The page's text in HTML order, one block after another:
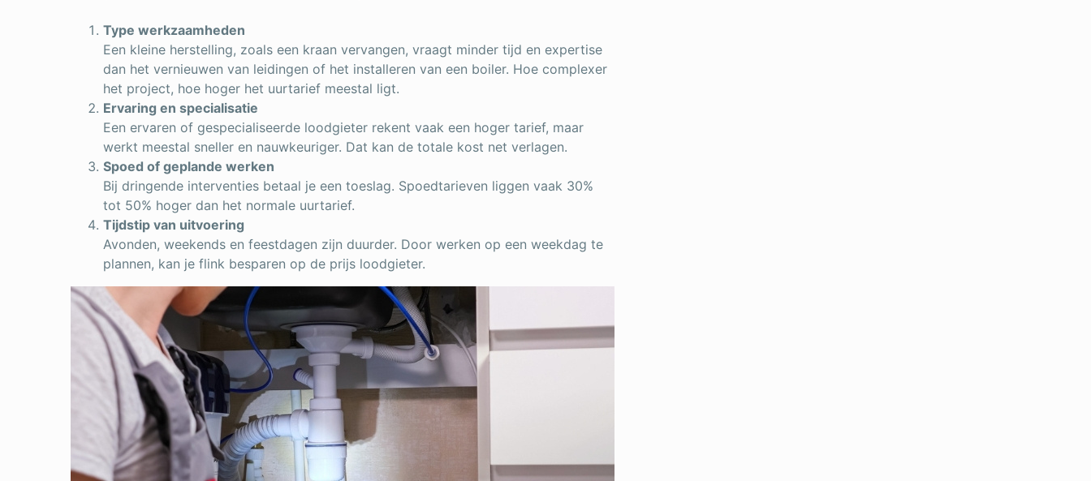
Type werkzaamheden
Een kleine herstelling, zoals een kraan vervangen, vraagt minder tijd en expertise
dan het vernieuwen van leidingen of het installeren van een boiler. Hoe complexer
het project, hoe hoger het uurtarief meestal ligt.
Ervaring en specialisatie
Een ervaren of gespecialiseerde loodgieter rekent vaak een hoger tarief, maar
werkt meestal sneller en nauwkeuriger. Dat kan de totale kost net verlagen.
Spoed of geplande werken
Bij dringende interventies betaal je een toeslag. Spoedtarieven liggen vaak 30%
tot 50% hoger dan het normale uurtarief.
Tijdstip van uitvoering
Avonden, weekends en feestdagen zijn duurder. Door werken op een weekdag te
plannen, kan je flink besparen op de prijs loodgieter.